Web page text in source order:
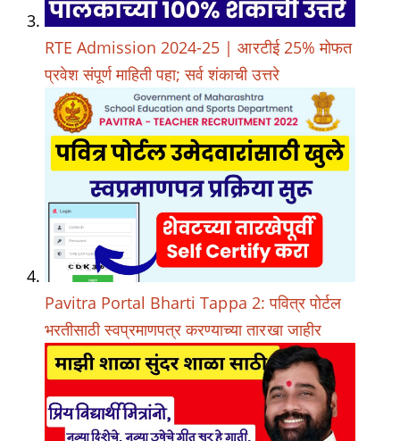
RTE Admission 2024-25 | आरटीई 25% मोफत
प्रवेश संपूर्ण माहिती पहा; सर्व शंकाची उत्तरे
Pavitra Portal Bharti Tappa 2: पवित्र पोर्टल
भरतीसाठी स्वप्रमाणपत्र करण्याच्या तारखा जाहीर